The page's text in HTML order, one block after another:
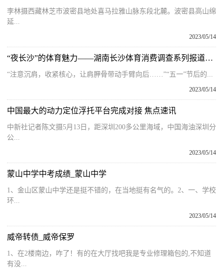
李林摄西藏林芝市波密县地处喜马拉雅山脉东段北麓。波密县高山绵
延...
2023/05/14
“夜长沙”的体育魅力——湖南长沙体育消费调查系列报道之一|速讯
“注意沉肩，收紧核心，让肩胛骨带动手臂向后……”“五一”节后的...
2023/05/14
中国最大的动力定位浮托平台完成对接 焦点速讯
中新社记者陈文摄5月13日，距深圳200多公里海域，中国海油深圳分
公...
2023/05/14
蒙山中学中考成绩_蒙山中学
1、金山区蒙山中学还是挺不错的，在当地挺有名气的。2、一、学校
环...
2023/05/14
威帝转债_威帝保罗
1、在2楼南边，咋了！有的在大厅找吧我是专业修理箱包的,不知道
有没...